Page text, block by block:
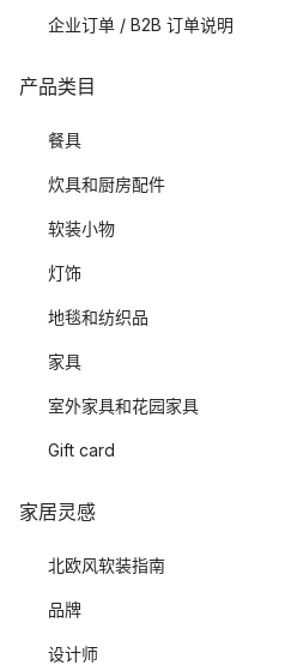
企业订单 / B2B 订单说明
产品类目
餐具
炊具和厨房配件
软装小物
灯饰
地毯和纺织品
家具
室外家具和花园家具
Gift card
家居灵感
北欧风软装指南
品牌
设计师